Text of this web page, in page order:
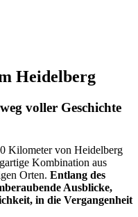
Heidelberg
voller Geschichte
Kilometer von Heidelberg
Kombination aus
Orten. Entlang des
Ausblicke,
in die Vergangenheit